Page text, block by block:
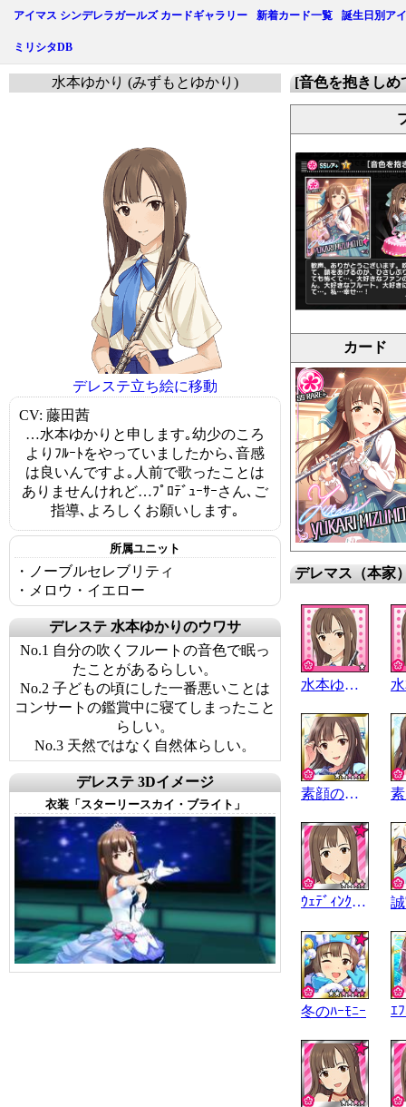
アイマス シンデレラガールズ カードギャラリー 新着カード一覧 誕生日別ア
ミリシタDB
[音色を抱きしめ
カード
デレマス（本家
水本ゆかり
素顔のお嬢様
ｳｪﾃﾞｨﾝｸﾞI.C
冬のﾊｰﾓﾆｰ
水本ゆかり (みずもとゆかり)
デレステ立ち絵に移動
CV: 藤田茜
…水本ゆかりと申します｡幼少のころ
よりﾌﾙｰﾄをやっていましたから､音感
は良いんですよ｡人前で歌ったことは
ありませんけれど…ﾌﾟﾛﾃﾞｭｰｻｰさん､ご
指導､よろしくお願いします｡
所属ユニット
・ノーブルセレブリティ
・メロウ・イエロー
デレステ 水本ゆかりのウワサ
No.1 自分の吹くフルートの音色で眠っ
たことがあるらしい。
No.2 子どもの頃にした一番悪いことは
コンサートの鑑賞中に寝てしまったこと
らしい。
No.3 天然ではなく自然体らしい。
デレステ 3Dイメージ
衣装「スターリースカイ・ブライト」